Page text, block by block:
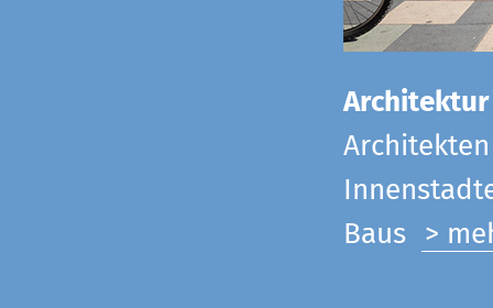
Baus
>